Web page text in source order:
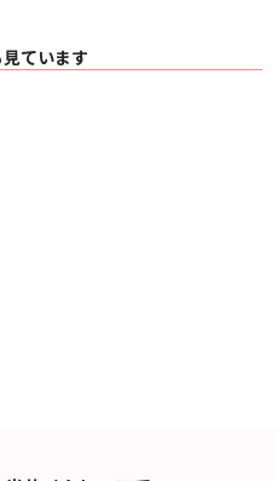
ーは、OBERONシリーズ用に特別に
のあるテクノロジーと新機能を組み合
きいため、ツイーターはより少ないエ
、ボイスコイルの動きを最小限に抑え
レートは、OPTICONおよび
、周波数応答が拡張され、分散が広
ています